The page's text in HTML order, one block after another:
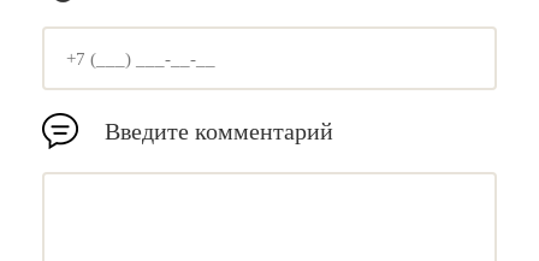
Введите комментарий